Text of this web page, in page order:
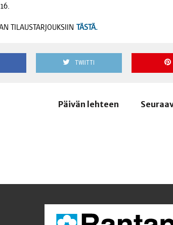
TILAUSTARJOUKSIIN TÄSTÄ.
TWIITTI
Päivän lehteen